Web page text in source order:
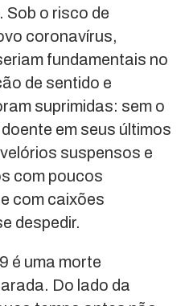
Sob o risco de
coronavírus,
fundamentais no
de sentido e
suprimidas: sem o
em seus últimos
suspensos e
com poucos
com caixões
despedir.
é uma morte
Do lado da